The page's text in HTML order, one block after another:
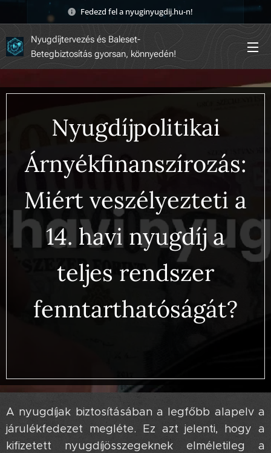
Fedezd fel a nyuginyugdij.hu-n! 🚀
Nyugdíjtervezés és Baleset-
Betegbiztosítás gyorsan, könnyedén!
Nyugdíjpolitikai
Árnyékfinanszírozás:
Miért veszélyezteti a
14. havi nyugdíj a
teljes rendszer
fenntarthatóságát?
A nyugdíjak biztosításában a legfőbb alapelv a
járulékfedezet megléte. Ez azt jelenti, hogy a
kifizetett nyugdíjösszegeknek elméletileg a